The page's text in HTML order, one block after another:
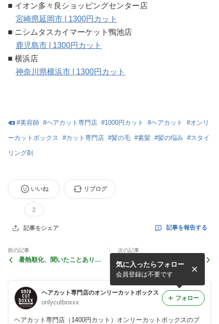
■ イオン多々良ショッピングセンター店
宮崎県延岡市 | 1300円カット
■ ニシムタスカイマーケット鴨池店
鹿児島市 | 1300円カット
■ 横浜店
神奈川県横浜市 | 1300円カット
#美容師 #ヘアカット専門店 #1000円カット #ヘアカット #オンリ
ーカットボックス #カット専門店 #髪の毛 #素髪 #髪の悩み #スタイ
リング剤
いいね
2
リブログ
記事をシェア 記事を報告する
前の記事
暑熱順化、聞いたことありま
次の記事
紫外線対策は大丈夫ですか？
ヘアカット専門店のオンリーカットボックス
onlycutboxxx
ヘアカット専門店（1400円カット）オンリーカットボックスのブ
気に入ったらフォロー
会員登録は不要です
フォロー